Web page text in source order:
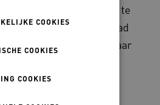
is niet ideaal om buiten te
moet bij voorkeur glad
je niet overal buiten. Maar
zo graag, dus heb ik
Ik vond die in het
ik werk als
COOKIES
COOKIES
COOKIES